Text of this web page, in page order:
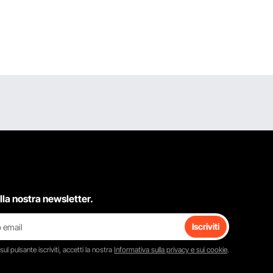
nostra newsletter.
Iscriviti
pulsanteiscriviti, accetti la nostra Informativa sulla privacy e sui cookie.